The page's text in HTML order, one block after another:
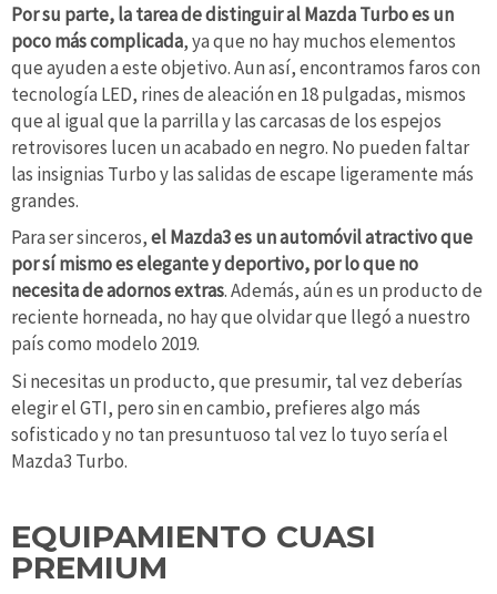
Por su parte, la tarea de distinguir al Mazda Turbo es un
poco más complicada, ya que no hay muchos elementos
que ayuden a este objetivo. Aun así, encontramos faros con
tecnología LED, rines de aleación en 18 pulgadas, mismos
que al igual que la parrilla y las carcasas de los espejos
retrovisores lucen un acabado en negro. No pueden faltar
las insignias Turbo y las salidas de escape ligeramente más
grandes.
Para ser sinceros,el Mazda3 es un automóvil atractivo que
por sí mismo es elegante y deportivo, por lo que no
necesita de adornos extras. Además, aún es un producto de
reciente horneada, no hay que olvidar que llegó a nuestro
país como modelo 2019.
Si necesitas un producto, que presumir, tal vez deberías
elegir el GTI, pero sin en cambio, prefieres algo más
sofisticado y no tan presuntuoso tal vez lo tuyo sería el
Mazda3 Turbo.
EQUIPAMIENTO CUASI
PREMIUM